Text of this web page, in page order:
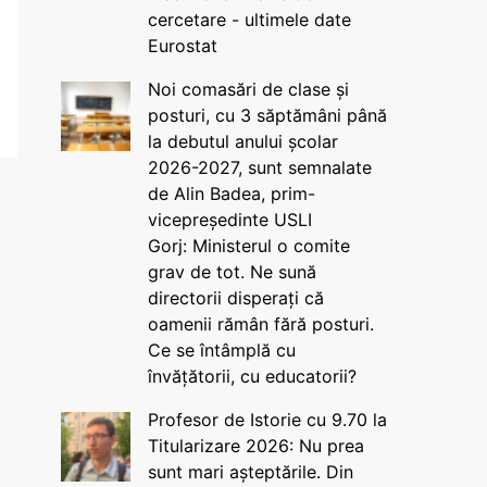
cercetare - ultimele date
Eurostat
Noi comasări de clase și
posturi, cu 3 săptămâni până
la debutul anului școlar
2026-2027, sunt semnalate
de Alin Badea, prim-
vicepreședinte USLI
Gorj: Ministerul o comite
grav de tot. Ne sună
directorii disperați că
oamenii rămân fără posturi.
Ce se întâmplă cu
învățătorii, cu educatorii?
Profesor de Istorie cu 9.70 la
Titularizare 2026: Nu prea
sunt mari așteptările. Din